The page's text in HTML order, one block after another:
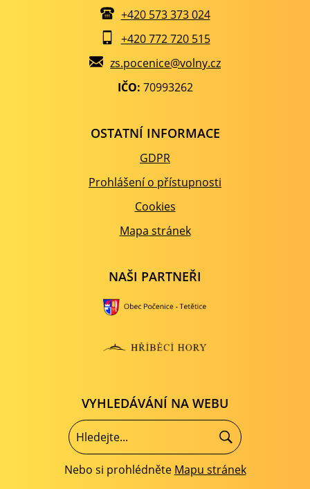
+420 573 373 024
+420 772 720 515
zs.pocenice@volny.cz
IČO: 70993262
OSTATNÍ INFORMACE
GDPR
Prohlášení o přístupnosti
Cookies
Mapa stránek
NAŠI PARTNEŘI
VYHLEDÁVÁNÍ NA WEBU
Nebo si prohlédněte Mapu stránek